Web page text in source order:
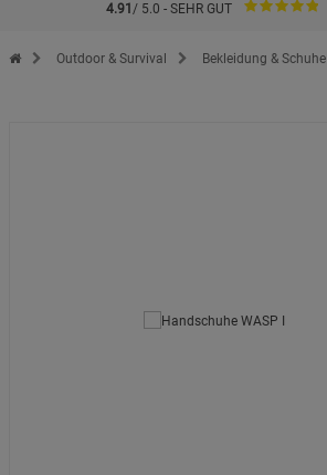
4.91 / 5.0 - SEHR GUT
Zur Startseite des Kopp Verlag Online-Shop
Outdoor & Survival Bekleidung & Schuhe